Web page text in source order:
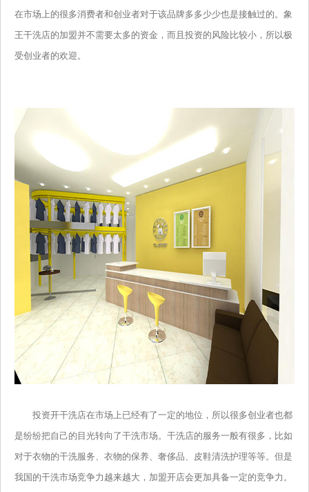
在市场上的很多消费者和创业者对于该品牌多多少少也是接触过的。象
王干洗店的加盟并不需要太多的资金，而且投资的风险比较小，所以极
受创业者的欢迎。
投资开干洗店在市场上已经有了一定的地位，所以很多创业者也都
是纷纷把自己的目光转向了干洗市场。干洗店的服务一般有很多，比如
对于衣物的干洗服务、衣物的保养、奢侈品、皮鞋清洗护理等等。但是
我国的干洗市场竞争力越来越大，加盟开店会更加具备一定的竞争力。